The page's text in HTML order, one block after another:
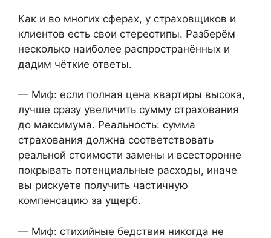
Как и во многих сферах, у страховщиков и
клиентов есть свои стереотипы. Разберём
несколько наиболее распространённых и
дадим чёткие ответы.
— Миф: если полная цена квартиры высока,
лучше сразу увеличить сумму страхования
до максимума. Реальность: сумма
страхования должна соответствовать
реальной стоимости замены и всесторонне
покрывать потенциальные расходы, иначе
вы рискуете получить частичную
компенсацию за ущерб.
— Миф: стихийные бедствия никогда не